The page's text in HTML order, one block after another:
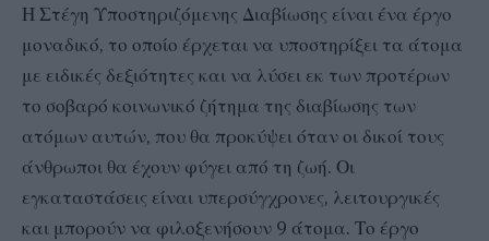
Η Στέγη Υποστηριζόμενης Διαβίωσης είναι ένα έργο
μοναδικό, το οποίο έρχεται να υποστηρίξει τα άτομα
με ειδικές δεξιότητες και να λύσει εκ των προτέρων
το σοβαρό κοινωνικό ζήτημα της διαβίωσης των
ατόμων αυτών, που θα προκύψει όταν οι δικοί τους
άνθρωποι θα έχουν φύγει από τη ζωή. Οι
εγκαταστάσεις είναι υπερσύγχρονες, λειτουργικές
και μπορούν να φιλοξενήσουν 9 άτομα. Το έργο